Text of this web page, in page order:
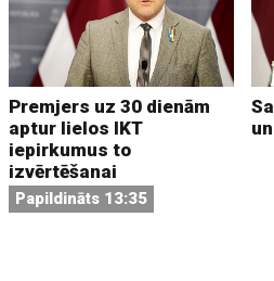
Premjers uz 30 dienām
aptur lielos IKT
iepirkumus to
izvērtēšanai
Papildināts 13:35